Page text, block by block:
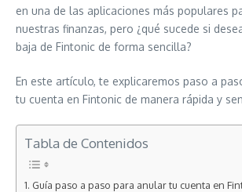
en una de las aplicaciones más populares
nuestras finanzas, pero ¿qué sucede si
baja de Fintonic de forma sencilla?
En este artículo, te explicaremos paso a
tu cuenta en Fintonic de manera rápida y
Tabla de Contenidos
Guía paso a paso para anular tu cuenta en